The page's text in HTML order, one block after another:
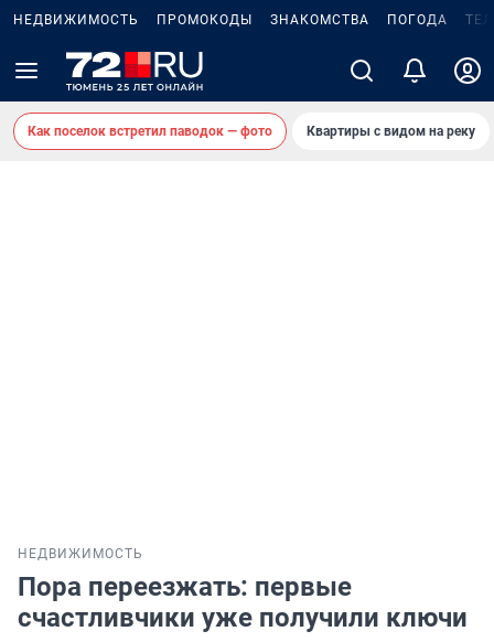
НЕДВИЖИМОСТЬ ПРОМОКОДЫ ЗНАКОМСТВА ПОГОДА
Как поселок встретил паводок — фото Квартиры с видом на реку
НЕДВИЖИМОСТЬ
Пора переезжать: первые
счастливчики уже получили ключи